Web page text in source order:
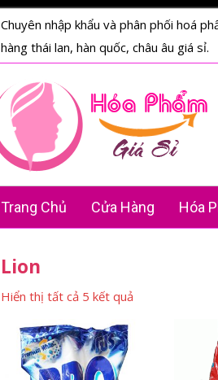
Chuyên nhập khẩu và phân phối hoá
hàng thái lan, hàn quốc, châu âu giá sỉ.
Trang Chủ Cửa Hàng Hóa
Lion
Hiển thị tất cả 5 kết quả